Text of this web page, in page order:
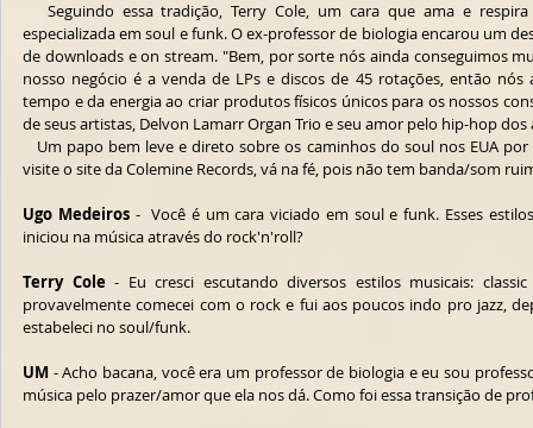
especializada em soul e funk. O ex-professor de biologia encarou um
de downloads e on stream. "Bem, por sorte nós ainda conseguimos
nosso negócio é a venda de LPs e discos de 45 rotações, então
tempo e da energia ao criar produtos físicos únicos para os nossos
de seus artistas, Delvon Lamarr Organ Trio e seu amor pelo hip-hop dos
visite o site da Colemine Records, vá na fé, pois não tem banda/som
Ugo Medeiros -  Você é um cara viciado em soul e funk. Esses
iniciou na música através do rock'n'roll?
Terry Cole - Eu cresci escutando diversos estilos musicais:
provavelmente comecei com o rock e fui aos poucos indo pro jazz,
estabeleci no soul/funk.
UM - Acho bacana, você era um professor de biologia e eu sou
música pelo prazer/amor que ela nos dá. Como foi essa transição de